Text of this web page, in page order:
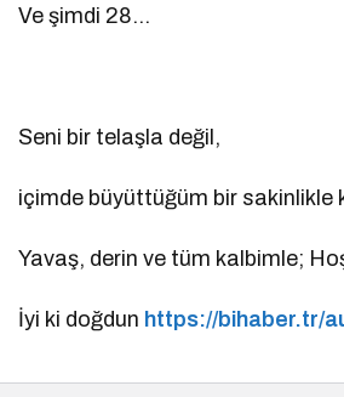
Ve şimdi 28…
Seni bir telaşla değil,
içimde büyüttüğüm bir sakinlikle
Yavaş, derin ve tüm kalbimle;
İyi ki doğdun https://bihaber.tr/